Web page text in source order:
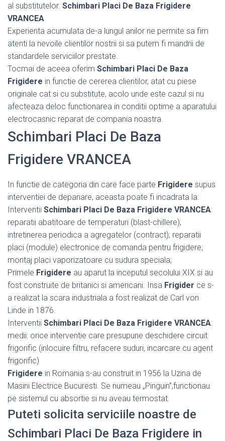
al substitutelor. Schimbari Placi De Baza Frigidere
VRANCEA
Experienta acumulata de-a lungul anilor ne permite sa fim
atenti la nevoile clientilor nostrii si sa putem fi mandrii de
standardele serviciilor prestate.
Tocmai de aceea oferim Schimbari Placi De Baza
Frigidere in functie de cererea clientilor, atat cu piese
originale cat si cu substitute, acolo unde este cazul si nu
afecteaza deloc functionarea in conditii optime a aparatului
electrocasnic reparat de compania noastra.
Schimbari Placi De Baza
Frigidere VRANCEA
In functie de categoria din care face parte Frigidere supus
interventiei de depanare, aceasta poate fi incadrata la:
Interventii Schimbari Placi De Baza Frigidere VRANCEA:
reparatii abatitoare de temperaturi (blast-chillere);
intretinerea periodica a agregatelor (contract); reparatii
placi (module) electronice de comanda pentru frigidere;
montaj placi vaporizatoare cu sudura speciala;
Primele Frigidere au aparut la inceputul secolului XIX si au
fost construite de britanici si americani. Insa Frigider ce s-
a realizat la scara industriala a fost realizat de Carl von
Linde in 1876.
Interventii Schimbari Placi De Baza Frigidere VRANCEA:
medii: orice interventie care presupune deschidere circuit
frigorific (inlocuire filtru, refacere suduri, incarcare cu agent
frigorific)
Frigidere in Romania s-au construit in 1956 la Uzina de
Masini Electrice Bucuresti. Se numeau „Pinguin”,functionau
pe sistemul cu absortie si nu aveau termostat.
Puteti solicita serviciile noastre de
Schimbari Placi De Baza Frigidere in